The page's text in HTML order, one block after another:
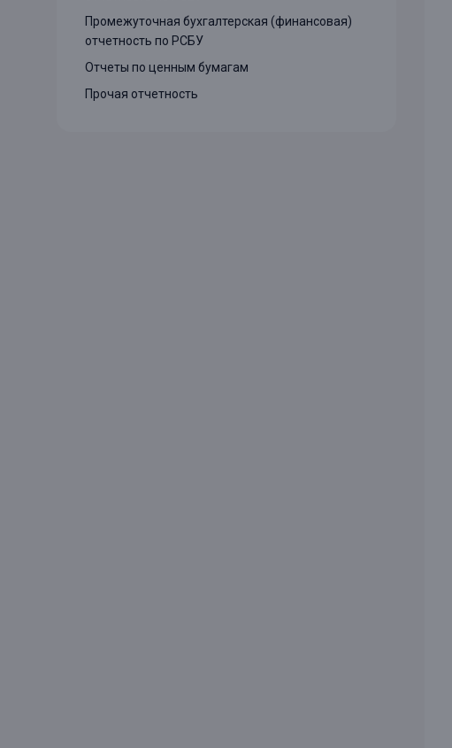
Онлайн
Все вклады
Удаленная идентификация
Мобильное приложение
Подтверждение согласия через Госуслуги
Промежуточная бухгалтерская (финансовая)
отчетность по РСБУ
Отчеты по ценным бумагам
Прочая отчетность